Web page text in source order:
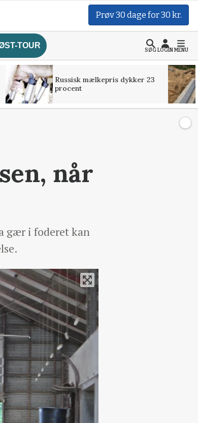
Prøv 30 dage for 30 kr.
TOUR
SØGLOGINMENU
Russisk mælkepris dykker 23
procent
når
gær i foderet kan